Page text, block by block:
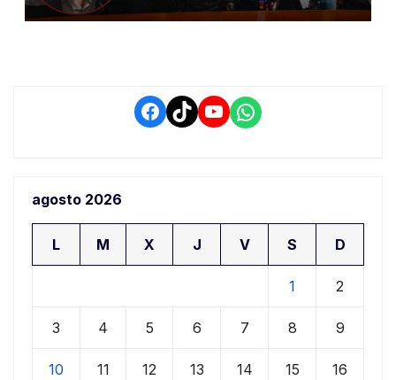
retrasos
Facebook
TikTokYouTube
WhatsApp
agosto 2026
L M X J V S D
1 2
3 4 5 6 7 8 9
10 11 12 13 14 15 16